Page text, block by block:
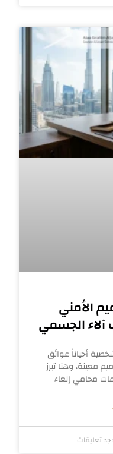
الأمني
الجسمي
أحياناً عوائق
معينة، وهنا تبرز
محامي إلغاء
تعليقات